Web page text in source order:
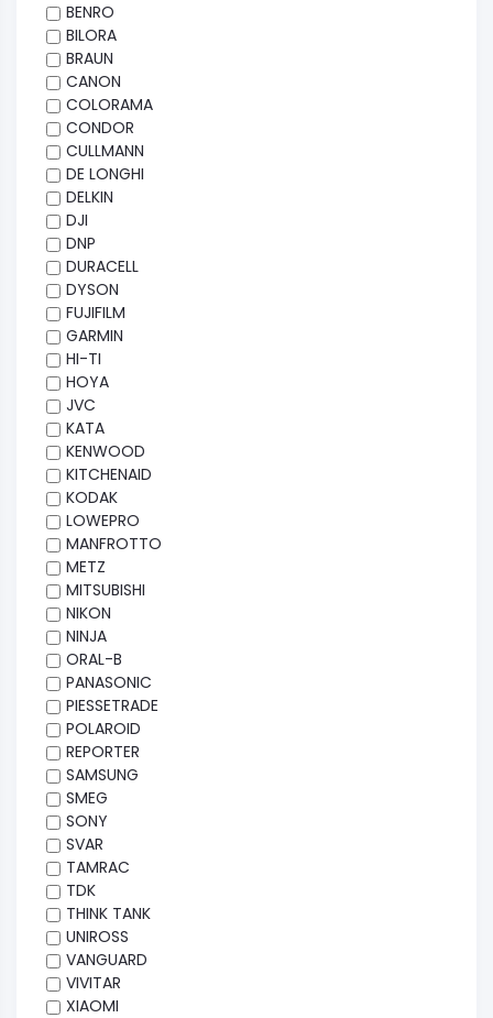
BENRO
BILORA
BRAUN
CANON
COLORAMA
CONDOR
CULLMANN
DE LONGHI
DELKIN
DJI
DNP
DURACELL
DYSON
FUJIFILM
GARMIN
HI-TI
HOYA
JVC
KATA
KENWOOD
KITCHENAID
KODAK
LOWEPRO
MANFROTTO
METZ
MITSUBISHI
NIKON
NINJA
ORAL-B
PANASONIC
PIESSETRADE
POLAROID
REPORTER
SAMSUNG
SMEG
SONY
SVAR
TAMRAC
TDK
THINK TANK
UNIROSS
VANGUARD
VIVITAR
XIAOMI